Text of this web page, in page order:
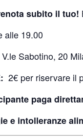
subito il tuo!
alle 19.00
Sabotino, 20
2€ per riservare il
paga
e intolleranze